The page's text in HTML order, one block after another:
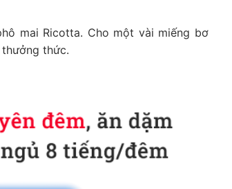
mai Ricotta. Cho một vài miếng bơ
thức.